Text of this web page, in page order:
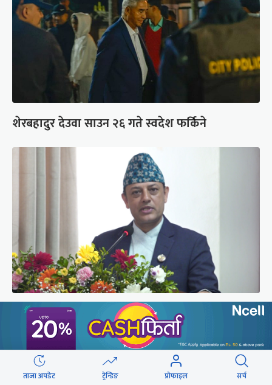
शेरबहादुर देउवा साउन २६ गते स्वदेश फर्किने
‘संसद्‍मा कालो चस्मा खोल्नू, बैठक चल्दा सेयर कारोबार
नगर्नू’
ताजा अपडेट ट्रेन्डिङ प्रोफाइल सर्च